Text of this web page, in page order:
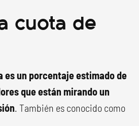
cuota de
es un porcentaje estimado de
que están mirando un
. También es conocido como